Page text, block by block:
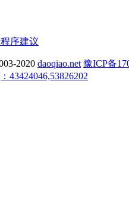
程序建议
2020 daoqiao.net 豫ICP备
43424046,53826202